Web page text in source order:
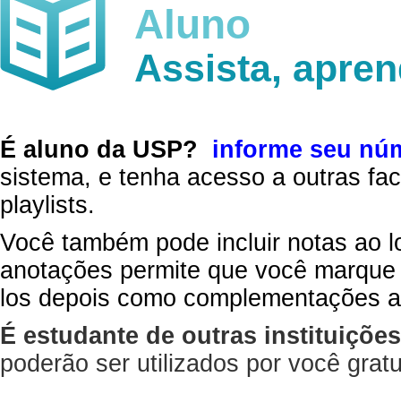
Aluno
Assista,
É aluno da USP?
informe seu
sistema, e tenha acesso a outras
playlists.
Você também pode incluir notas ao
anotações permite que você
los depois como complementações
É estudante de outras
poderão ser utilizados por você